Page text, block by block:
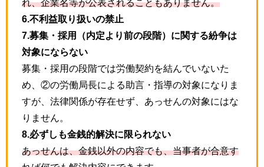
れ、企業名等が公表されることもありません。
6.不利益取り扱いの禁止
7.募集・採用（内定より前の段階）に関する紛争は
対象にならない
募集・採用の段階では労働契約を結んでいないた
め、②の労働局長による助言・指導の対象になりま
すが、法律関係が存在せず、あっせんの対象にはな
りません。
8.必ずしも金銭的解決に限られない
あっせんは、金銭以外の内容でも、当事者が合意す